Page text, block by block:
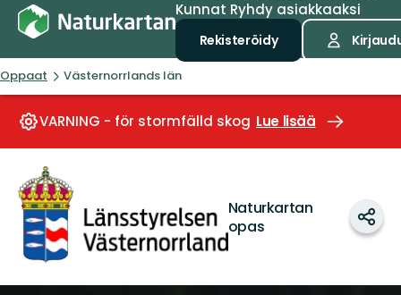
Kunnat Ryhdy asiakkaaksi
Rekisteröidy
Oppaat Västernorrlands län
VARNING - för stormfälld skog Lue lisää
Naturkartan
opas
Jaa